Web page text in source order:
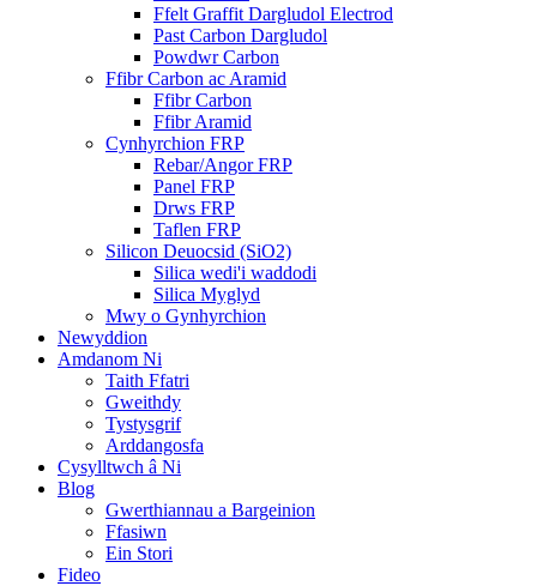
Ffelt Graffit Dargludol Electrod
Past Carbon Dargludol
Powdwr Carbon
Ffibr Carbon ac Aramid
Ffibr Carbon
Ffibr Aramid
Cynhyrchion FRP
Rebar/Angor FRP
Panel FRP
Drws FRP
Taflen FRP
Silicon Deuocsid (SiO2)
Silica wedi'i waddodi
Silica Myglyd
Mwy o Gynhyrchion
Newyddion
Amdanom Ni
Taith Ffatri
Gweithdy
Tystysgrif
Arddangosfa
Cysylltwch â Ni
Blog
Gwerthiannau a Bargeinion
Ffasiwn
Ein Stori
Fideo